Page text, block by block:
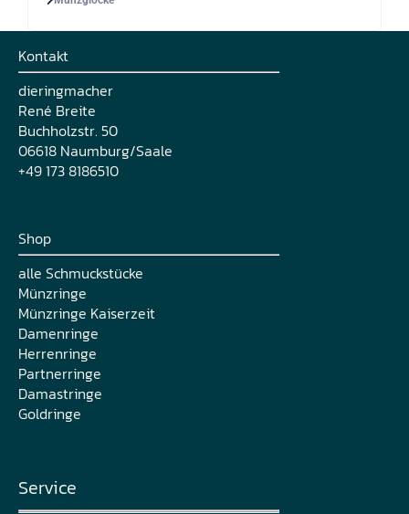
Kontakt
dieringmacher
René Breite
Buchholzstr. 50
06618 Naumburg/Saale
+49 173 8186510
Shop
alle Schmuckstücke
Münzringe
Münzringe Kaiserzeit
Damenringe
Herrenringe
Partnerringe
Damastringe
Goldringe
Service